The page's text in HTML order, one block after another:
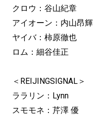
クロウ：谷山紀章
アイオーン：内山昂輝
ヤイバ：柿原徹也
ロム：細谷佳正
＜REIJINGSIGNAL＞
ララリン：Lynn
スモモネ：芹澤 優